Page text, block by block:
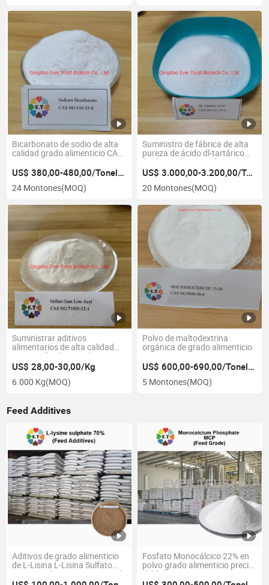
Bicarbonato de sodio de alta
calidad grado alimenticio CAS
US$ 380,00-480,00/Tonelada
24 Montones(MOQ)
Suministro de fábrica de alta
pureza de ácido dl-tartárico
ácido tartárico grado
alimenticio CAS 133-37-9
US$ 3.000,00-3.200,00/Tonelada
20 Montones(MOQ)
Suministrar aditivos
alimentarios de alta calidad
goma gellan bajo acilo CAS:
71010-52-1
US$ 28,00-30,00/Kg
6.000 Kg(MOQ)
Polvo de maltodextrina
orgánica de grado alimenticio
US$ 600,00-690,00/Tonelada
5 Montones(MOQ)
Feed Additives
Aditivos de grado alimenticio
de L-Lisina L-Lisina Sulfato
70% en polvo para promover la
Fosfato Monocálcico 22% en
polvo grado alimenticio precio
del fabricante